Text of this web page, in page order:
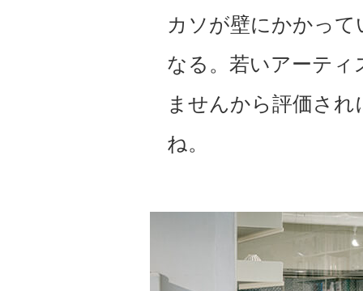
カソが壁にかかっ
なる。若いアーティ
ませんから評価さ
ね。